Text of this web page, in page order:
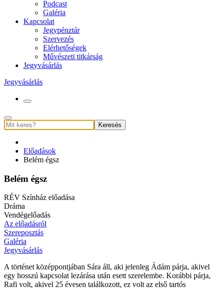
Podcast
Galéria
Kapcsolat
Jegypénztár
Szervezés
Elérhetőségek
Művészeti titkárság
Jegyvásárlás
Jegyvásárlás
Keresés
Előadások
Belém égsz
Belém égsz
RÉV Színház előadása
Dráma
Vendégelőadás
Az előadásról
Szereposztás
Galéria
Jegyvásárlás
A történet középpontjában Sára áll, aki jelenleg Ádám párja, akivel
egy hosszú kapcsolat lezárása után esett szerelembe. Korábbi párja,
Rafi volt, akivel 25 évesen találkozott, ez volt az első tartós